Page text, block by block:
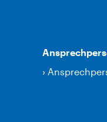
›